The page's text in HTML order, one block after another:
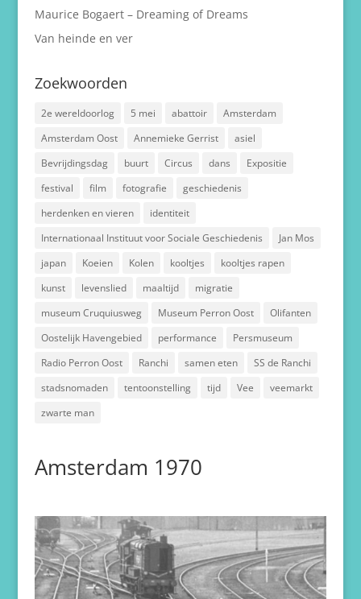
Maurice Bogaert – Dreaming of Dreams
Van heinde en ver
Zoekwoorden
2e wereldoorlog 5 mei abattoir
Amsterdam
Amsterdam Oost
Annemieke Gerrist
asiel
Bevrijdingsdag
buurt Circus dans
Expositie
festival
film fotografie
geschiedenis
herdenken en vieren
identiteit
Internationaal Instituut voor Sociale Geschiedenis
Jan Mos
japan
Koeien Kolen kooltjes
kooltjes rapen
kunst
levenslied maaltijd
migratie
museum Cruquiusweg
Museum Perron Oost
Olifanten
Oostelijk Havengebied
performance
Persmuseum
Radio Perron Oost
Ranchi samen eten
SS de Ranchi
stadsnomaden
tentoonstelling tijd Vee
veemarkt
zwarte man
Amsterdam 1970